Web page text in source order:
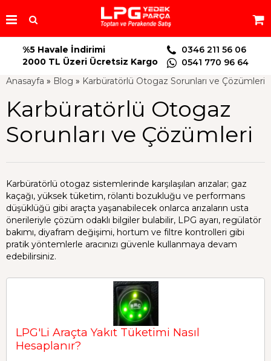
%5 Havale İndirimi
2000 TL Üzeri Ücretsiz Kargo
0346 211 56 06
0541 770 96 64
Anasayfa » Blog » Karbüratörlü Otogaz Sorunları ve Çözümleri
Karbüratörlü Otogaz
Sorunları ve Çözümleri
Karbüratörlü otogaz sistemlerinde karşılaşılan arızalar; gaz
kaçağı, yüksek tüketim, rölanti bozukluğu ve performans
düşüklüğü gibi araçta yaşanabilecek onlarca arızaların usta
önerileriyle çözüm odaklı bilgiler bulabilir, LPG ayarı, regülatör
bakımı, diyafram değişimi, hortum ve filtre kontrolleri gibi
pratik yöntemlerle aracınızı güvenle kullanmaya devam
edebilirsiniz.
LPG'Li Araçta Yakıt Tüketimi Nasıl
Hesaplanır?